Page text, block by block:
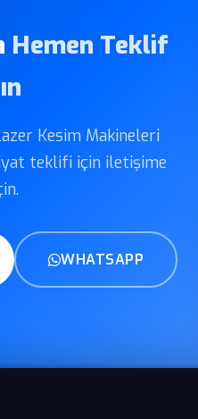
Hemen Teklif
Kesim Makineleri
teklifi için iletişime
WHATSAPP